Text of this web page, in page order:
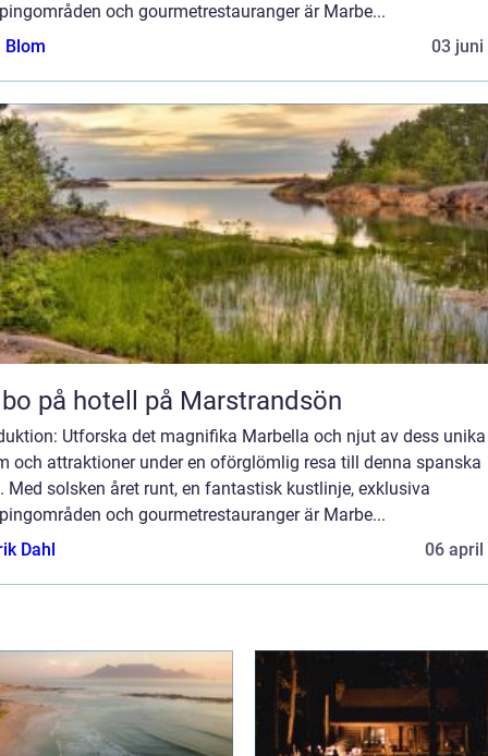
och gourmetrestauranger är Marbe...
Blom
03 juni
på hotell på Marstrandsön
Utforska det magnifika Marbella och njut av dess unika
och attraktioner under en oförglömlig resa till denna spanska
Med solsken året runt, en fantastisk kustlinje, exklusiva
och gourmetrestauranger är Marbe...
Dahl
06 april